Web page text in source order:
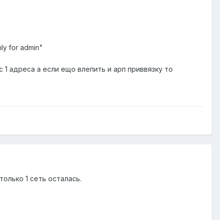
for admin"
адреса а если ещо влепить и арп приввязку то
1 сеть осталась.